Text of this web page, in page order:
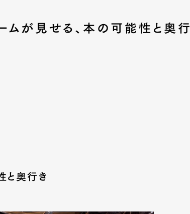
Magazine
ムが見せる、本の可能性と奥行
と奥行き